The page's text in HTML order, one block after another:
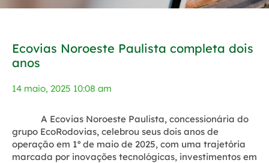
Ecovias Noroeste Paulista completa dois
anos
14 maio, 2025 10:08 am
A Ecovias Noroeste Paulista, concessionária do
grupo EcoRodovias, celebrou seus dois anos de
operação em 1º de maio de 2025, com uma trajetória
marcada por inovações tecnológicas, investimentos em